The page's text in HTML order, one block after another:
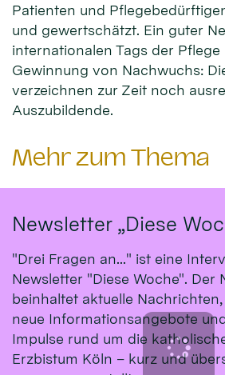
Patienten und
und gewertschätzt. Ein guter
internationalen Tags der Pflege
Gewinnung von Nachwuchs:
verzeichnen zur Zeit noch
Auszubildende.
Mehr zum Thema
Newsletter „Diese
"Drei Fragen an..." ist eine
Newsletter "Diese Woche". Der
beinhaltet aktuelle
neue Informationsangebote
Impulse rund um die
Erzbistum Köln – kurz und